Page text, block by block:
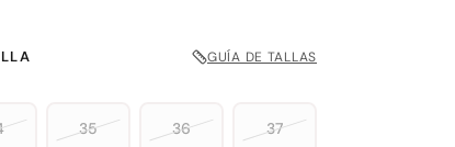
GUÍA DE TALLAS
35 36 37